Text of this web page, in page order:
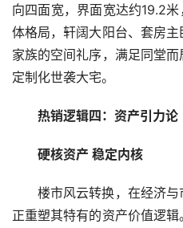
向四面宽，界面宽达约19.2
体格局，轩阔大阳台、套房
家族的空间礼序，满足同堂
定制化世袭大宅。
热销逻辑四：资产引力论
硬核资产 稳定内核
楼市风云转换，在经济
正重塑其特有的资产价值逻